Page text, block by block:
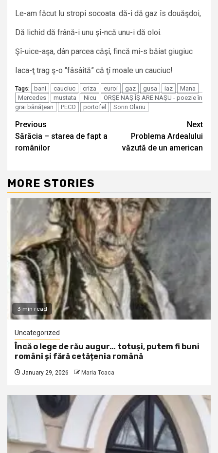
Le-am făcut lu stropi socoata: dă-i dă gaz îs douăşdoi,
Dă lichid dă frână-i unu şî-ncă unu-i dă oloi.
Şî-uice-aşa, dân parcea căşî, fincă mi-s băiat giugiuc
Iaca-ţ trag ş-o “fâsâită” că ţî moale un cauciuc!
Tags: bani cauciuc criza euroi gaz gusa iaz
Mana
Mercedes
mustata Nicu
ORŞE NAŞ ÎŞ ARE NAŞU - poezie în
grai bănăţean
PECO portofel Sorin Olariu
Continue
Reading
Previous
Sărăcia – starea de fapt a
românilor
Next
Problema Ardealului
văzută de un american
MORE STORIES
3 min read
Uncategorized
Încă o lege de rău augur… totuși, putem fi buni
români și fără cetățenia română
January 29, 2026 Maria Toaca